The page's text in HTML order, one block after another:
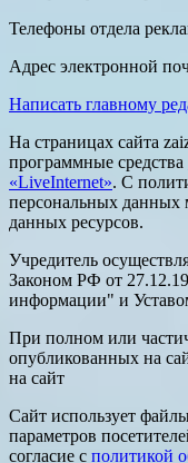
Телефоны отдела
Адрес электронной
Написать главному
На страницах сайта
программные средства
«LiveInternet». С
персональных данных
данных ресурсов.
Учредитель
Законом РФ от
информации" и
При полном или
опубликованных на
на сайт
Сайт использует
параметров
согласие с политикой